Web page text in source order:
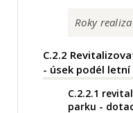
Roky
C.2.2
- úsek podél
C.2.2.1
parku -